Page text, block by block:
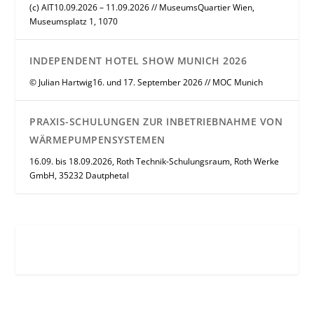
(c) AIT10.09.2026 – 11.09.2026 // MuseumsQuartier Wien,
Museumsplatz 1, 1070
INDEPENDENT HOTEL SHOW MUNICH 2026
© Julian Hartwig16. und 17. September 2026 // MOC Munich
PRAXIS-SCHULUNGEN ZUR INBETRIEBNAHME VON
WÄRMEPUMPENSYSTEMEN
16.09. bis 18.09.2026, Roth Technik-Schulungsraum, Roth Werke
GmbH, 35232 Dautphetal